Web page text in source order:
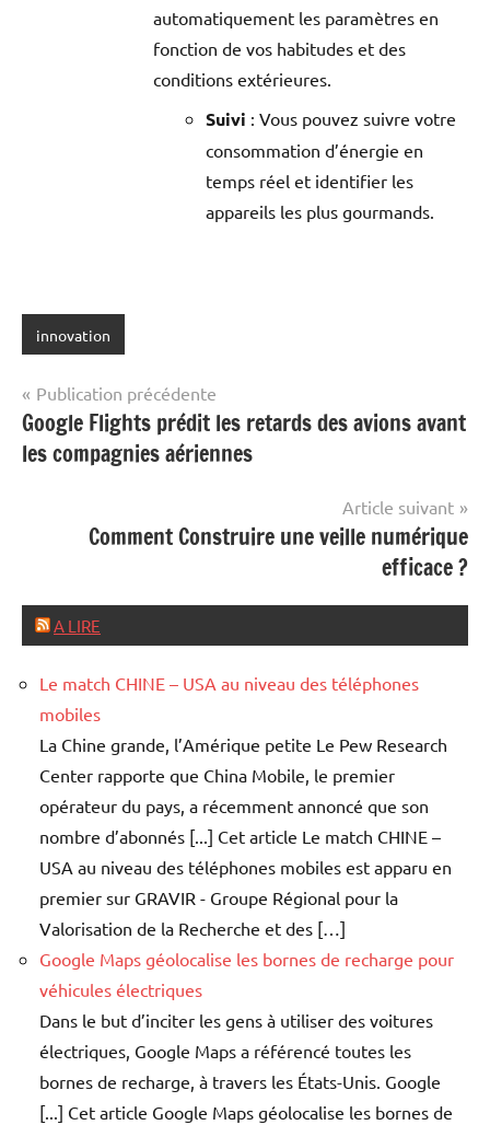
automatiquement les paramètres en
fonction de vos habitudes et des
conditions extérieures.
Suivi : Vous pouvez suivre votre
consommation d’énergie en
temps réel et identifier les
appareils les plus gourmands.
innovation
Navigation
de
l’article
Publication précédente
Google Flights prédit les retards des avions avant
les compagnies aériennes
Article suivant
Comment Construire une veille numérique
efficace ?
A LIRE
Le match CHINE – USA au niveau des téléphones
mobiles
La Chine grande, l’Amérique petite Le Pew Research
Center rapporte que China Mobile, le premier
opérateur du pays, a récemment annoncé que son
nombre d’abonnés [...] Cet article Le match CHINE –
USA au niveau des téléphones mobiles est apparu en
premier sur GRAVIR - Groupe Régional pour la
Valorisation de la Recherche et des […]
Google Maps géolocalise les bornes de recharge pour
véhicules électriques
Dans le but d’inciter les gens à utiliser des voitures
électriques, Google Maps a référencé toutes les
bornes de recharge, à travers les États-Unis. Google
[...] Cet article Google Maps géolocalise les bornes de